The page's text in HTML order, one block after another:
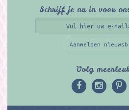
Schrijf je nu in voor
Aanmelden
Volg